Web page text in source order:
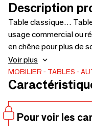
Description
Table classique…
usage commercial ou
en chêne pour plus de
personnalisables : 600
Voir plus
MOBILIER TABLES
Pour voir les